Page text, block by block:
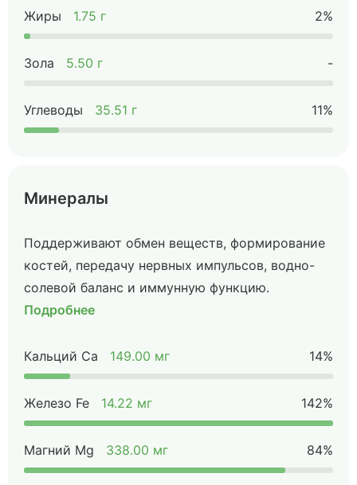
Жиры 1.75 г 2%
Зола 5.50 г -
Углеводы 35.51 г 11%
Минералы
Поддерживают обмен веществ, формирование
костей, передачу нервных импульсов, водно-
солевой баланс и иммунную функцию.
Подробнее
Кальций Ca 149.00 мг 14%
Железо Fe 14.22 мг 142%
Магний Mg 338.00 мг 84%